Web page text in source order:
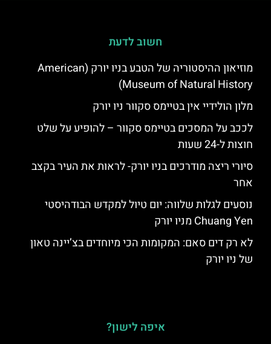
חשוב לדעת
מוזיאון ההיסטוריה של הטבע בניו יורק (American
Museum of Natural History)
מלון הולידיי אין בטיימס סקוור ניו יורק
לככב על המסכים בטיימס סקוור – להופיע על שלט
חוצות ל-24 שעות
סיורי ריצה מודרכים בניו יורק- לראות את העיר בקצב
אחר
נוסעים לגלות שלווה: יום טיול למקדש הבודהיסטי
Chuang Yen מניו יורק
לא רק דים סאם: המקומות הכי מיוחדים בצ’יינה טאון
של ניו יורק
איפה לישון?